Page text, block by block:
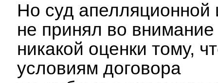
Но суд апелляционной
не принял во
никакой оценки тому,
условиям договора